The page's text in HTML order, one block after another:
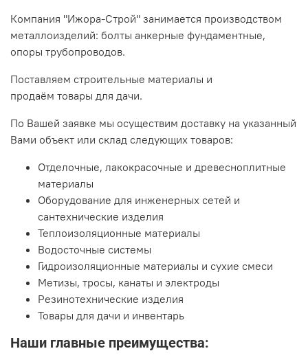
Компания "Ижора-Строй" занимается производством
металлоизделий: болты анкерные фундаментные,
опоры трубопроводов.
Поставляем строительные материалы и
продаём товары для дачи.
По Вашей заявке мы осуществим доставку на указанный
Вами объект или склад следующих товаров:
Отделочные, лакокрасочные и древесноплитные
материалы
Оборудование для инженерных сетей и
сантехнические изделия
Теплоизоляционные материалы
Водосточные системы
Гидроизоляционные материалы и сухие смеси
Метизы, тросы, канаты и электроды
Резинотехнические изделия
Товары для дачи и инвентарь
Наши главные преимущества: